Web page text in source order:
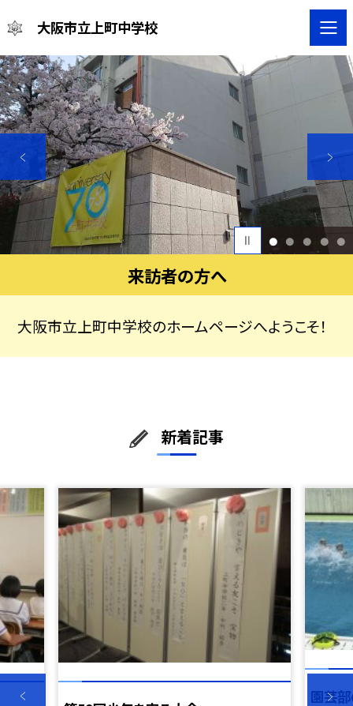
大阪市立上町中学校
1 2 3 4 5
来訪者の方へ
大阪市立上町中学校のホームページへようこそ！
新着記事
園芸